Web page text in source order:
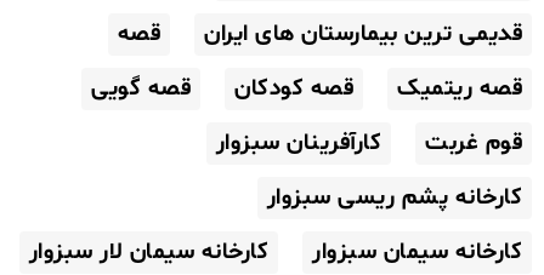
قدیمی ترین بیمارستان های ایران
قصه
قصه ریتمیک
قصه کودکان
قصه گویی
قوم غربت
کارآفرینان سبزوار
کارخانه پشم ریسی سبزوار
کارخانه سیمان سبزوار
کارخانه سیمان لار سبزوار